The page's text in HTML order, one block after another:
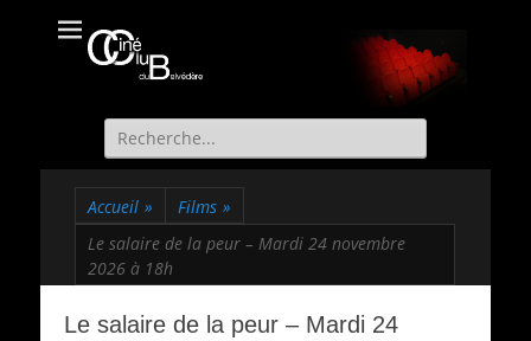
Ciné Club du
Belvédère
Site officiel du Ciné Club de St Martin d'Uriage
Recherche
de:
Accueil » Films »
Le salaire de la peur – Mardi 24 novembre
2026 à 18h
Le salaire de la peur – Mardi 24